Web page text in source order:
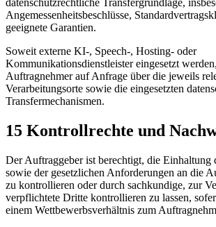
datenschutzrechtliche Transfergrundlage,
Angemessenheitsbeschlüsse,
geeignete Garantien.
Soweit externe KI-, Speech-, Hosting- oder
Kommunikationsdienstleister eingesetzt
Auftragnehmer auf Anfrage über die jeweils
Verarbeitungsorte sowie die eingesetzten
Transfermechanismen.
15 Kontrollrechte und
Der Auftraggeber ist berechtigt, die Einhaltung
sowie der gesetzlichen Anforderungen an die
zu kontrollieren oder durch sachkundige, zur
verpflichtete Dritte kontrollieren zu lassen,
einem Wettbewerbsverhältnis zum